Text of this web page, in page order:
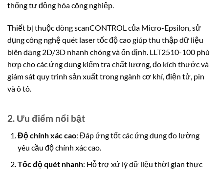
thống tự động hóa công nghiệp.
Thiết bị thuộc dòng scanCONTROL của Micro-Epsilon, sử
dụng công nghệ quét laser tốc độ cao giúp thu thập dữ liệu
biên dạng 2D/3D nhanh chóng và ổn định. LLT2510-100 phù
hợp cho các ứng dụng kiểm tra chất lượng, đo kích thước và
giám sát quy trình sản xuất trong ngành cơ khí, điện tử, pin
và ô tô.
2. Ưu điểm nổi bật
Độ chính xác cao: Đáp ứng tốt các ứng dụng đo lường
yêu cầu độ chính xác cao.
Tốc độ quét nhanh: Hỗ trợ xử lý dữ liệu thời gian thực